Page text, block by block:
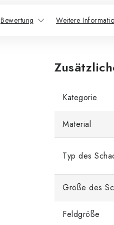
Bewertung Weitere
Kategorie
Material
Typ des
Größe des
Feldgröße